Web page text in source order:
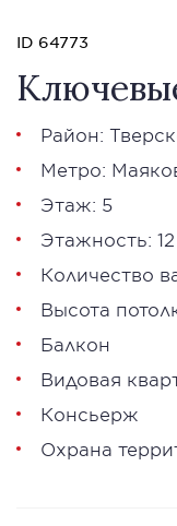
ID 64773
Район:
Метро:
Этаж: 5
Этажность: 12
Количество
Высота
Балкон
Видовая
Консьерж
Охрана